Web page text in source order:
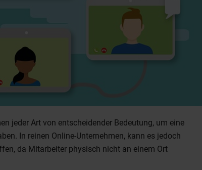
jeder Art von entscheidender Bedeutung, um eine
In reinen Online-Unternehmen, kann es jedoch
da Mitarbeiter physisch nicht an einem Ort